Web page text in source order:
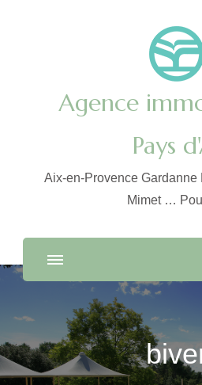
Agence
Pays
Aix-en-Provence
Mimet …